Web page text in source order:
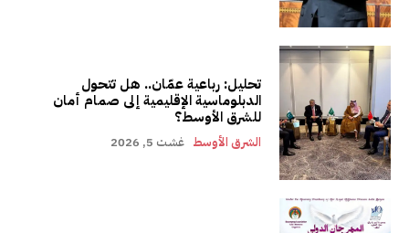
تحليل: رباعية عمّان.. هل تتحول
الدبلوماسية الإقليمية إلى صمام أمان
للشرق الأوسط؟
الشرق الأوسط غشت 5, 2026